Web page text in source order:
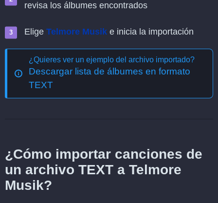
revisa los álbumes encontrados
Elige Telmore Musik e inicia la importación
¿Quieres ver un ejemplo del archivo importado?
Descargar lista de álbumes en formato
TEXT
¿Cómo importar canciones de
un archivo TEXT a Telmore
Musik?